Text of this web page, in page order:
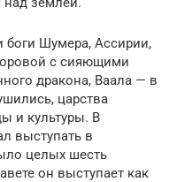
Шумера, Ассирии,
с сияющими
дракона, Ваала — в
царства
и культуры. В
выступать в
целых шесть
он выступает как